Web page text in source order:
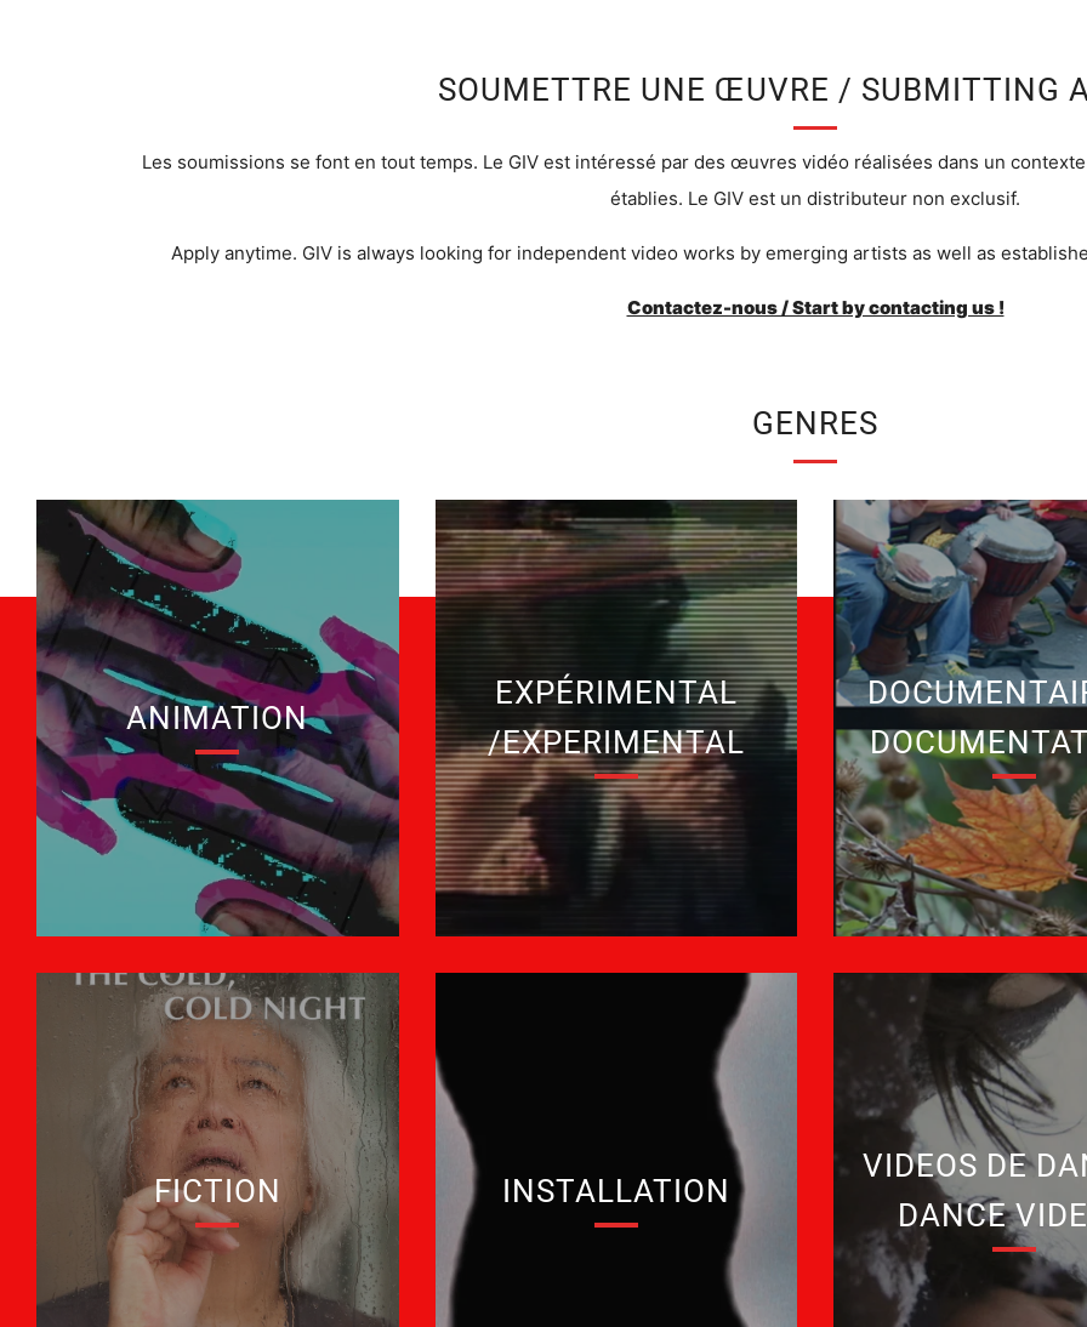
SOUMETTRE UNE ŒUVRE / SUBMITTING
Les soumissions se font en tout temps. Le GIV est intéressé par des œuvres vidéo réalisées dans un
établies. Le GIV est un distributeur non exclusif.
Apply anytime. GIV is always looking for independent video works by emerging artists as well as
Contactez-nous / Start by contacting us !
GENRES
ANIMATION
EXPÉRIMENTAL
/EXPERIMENTAL
FICTION INSTALLATION
VIDEOS DE
DANCE